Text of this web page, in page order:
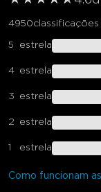
4950
5 estrela
4 estrela
3 estrela
2 estrela
1 estrela
Como funcionam